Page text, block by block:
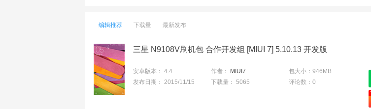
编辑推荐 下载量 最新发布
三星 N9108V刷机包 合作开发组 [MIUI 7] 5.10.13 开发版
安卓版本： 4.4 作者： MIUI7 包大小： 946MB
发布日期： 2015/11/15 下载量： 5065 评论数： 0